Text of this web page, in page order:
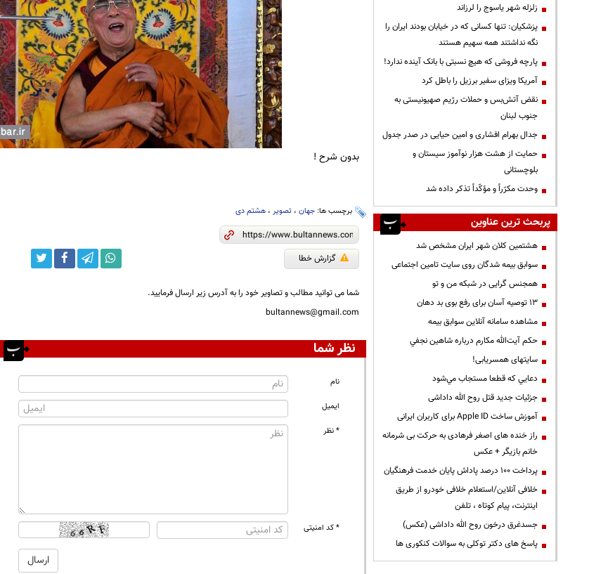
بدون شرح !
برچسب ها: جهان، تصویر، هشتم دی
گزارش خطا
شما می توانید مطالب و تصاویر خود را به آدرس زیر ارسال فرمایید.
bultannews@gmail.com
نظر شما
نام
ایمیل
* نظر
* کد امنیتی
زلزله شهر یاسوج را لرزاند
پزشکیان: تنها کسانی که در خیابان بودند ایران را
نگه نداشتند همه سهیم هستند
پارچه فروشی که هیچ نسبتی با بانک آینده ندارد!
آمریکا ویزای سفیر برزیل را باطل کرد
نقض آتش‌بس و حملات رژیم صهیونیستی به
جنوب لبنان
جدال بهرام افشاری و امین حیایی در صدر جدول
حمایت از هشت هزار نوآموز سیستان و
بلوچستانی
وحدت مکرّراً و مؤکّداً تذکر داده شد
پربحث ترین عناوین
هشتمین کلان شهر ایران مشخص شد
سوابق بیمه شدگان روی سایت تامین اجتماعی
همجنس گرایی در شبکه من و تو
13 توصیه آسان برای رفع بوی بد دهان
مشاهده سامانه آنلاين سوابق بیمه
حكم آيت‌الله مكارم درباره شاهين نجفي
سایتهای همسریابی!
دعايي كه قطعا مستجاب مي‌شود
جزئیات جدید قتل روح الله داداشی
آموزش ساخت Apple ID برای کاربران ایرانی
راز خنده های اصغر فرهادی به حرکت بی شرمانه
خانم بازیگر + عکس
پرداخت ۱۰۰ درصد پاداش پایان خدمت فرهنگیان
خلافی آنلاین/استعلام خلافی خودرو از طریق
اینترنت، پیام کوتاه ، تلفن
جسدغرق درخون روح الله داداشی (عکس)
پاسخ های دکتر توکلی به سوالات کنکوری ها